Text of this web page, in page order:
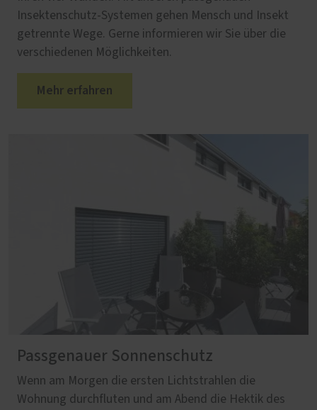
Insektenschutz-Systemen gehen Mensch und Insekt
getrennte Wege. Gerne informieren wir Sie über die
verschiedenen Möglichkeiten.
Mehr erfahren
Passgenauer Sonnenschutz
Wenn am Morgen die ersten Lichtstrahlen die
Wohnung durchfluten und am Abend die Hektik des